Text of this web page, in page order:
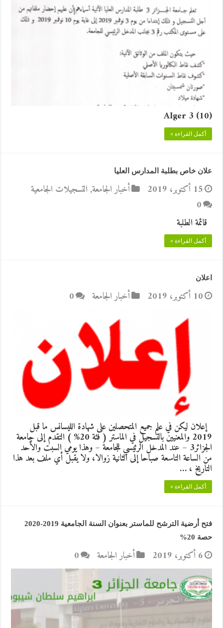
Alger 3 (10)
أكمل القراءة »
علان خاص بطلبة المدارس العليا
15 أكتوبر، 2019 أخبار الجامعة, التسجيلات الجامعية
0
قائمة الطلبة
أكمل القراءة »
اعلان
10 أكتوبر، 2019 أخبار الجامعة 0
إعلان ليكن في علم جميع المتحصلين على شهادة الليسانس ما قبل
2019 والمعنيين بالتسجيل في الماستر ( فئة 20% ) التقدم إلى جامعة
الجزائر3 – عند المدخل الرئيسي للجامعة – وهذا يومي السبت والأحد
من الساعة التاسعة صباحا إلى الثانية زوالا، ولا يقبل أي ملف بعد هذا
التاريخ ، …
أكمل القراءة »
فتح أرضية الترشح للماستر بعنوان السنة الجامعية 2019-2020
حصة 20%
6 أكتوبر، 2019 أخبار الجامعة 0